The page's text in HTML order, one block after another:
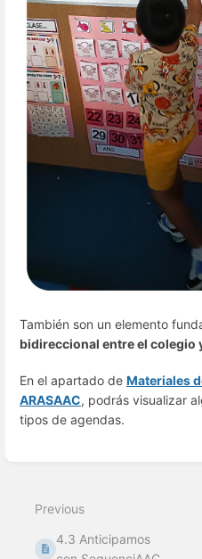
También son un elemento
bidireccional entre el colegio
En el apartado de Materiales
ARASAAC, podrás visualizar
tipos de agendas.
mode
Previous
4.3 Anticipamos